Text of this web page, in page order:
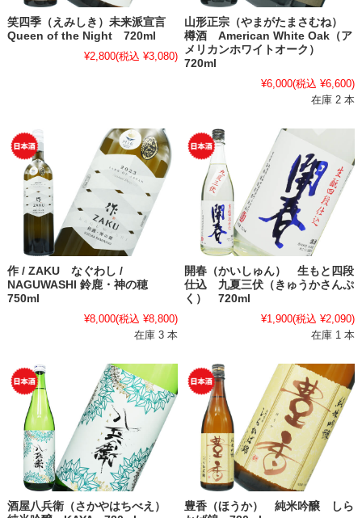
笑四季（えみしき）未来派宣言
Queen of the Night 720ml
¥2,800(税込 ¥3,080)
山形正宗（やまがたまさむね）
樽酒 American White Oak（ア
メリカンホワイトオーク）
720ml
¥6,000(税込 ¥6,600)
在庫 2 本
作 / ZAKU なぐわし /
NAGUWASHI 鈴鹿・神の穂
750ml
¥8,000(税込 ¥8,800)
在庫 3 本
開春（かいしゅん） 生もと四段
仕込 九夏三伏（きゅうかさんぷ
く） 720ml
¥1,900(税込 ¥2,090)
在庫 1 本
酒屋八兵衛（さかやはちべえ）
豊香（ほうか） 純米吟醸 しら